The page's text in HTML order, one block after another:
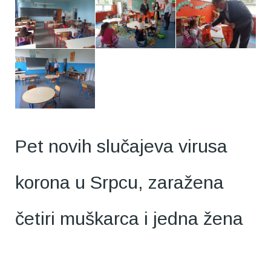
Pet novih slučajeva virusa
korona u Srpcu, zaražena
četiri muškarca i jedna žena